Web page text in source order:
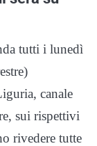
tutti i lunedì
canale
sui rispettivi
rivedere tutte